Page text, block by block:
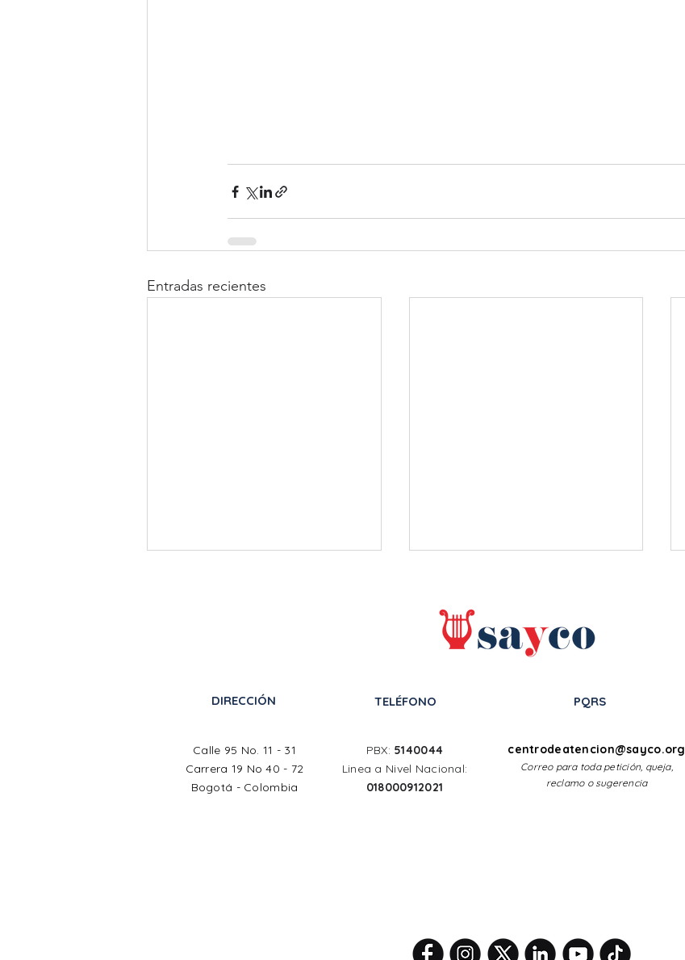
Entradas recientes
Charlie Gómez revive el
en un nuevo episodio de
80 Años, 80 Voces
SAYCO celebra el
Raúl Rosero Polo en los
XVIII Galardones
Gacetas de Colombia
DIRECCIÓN
Calle 95 No. 11 - 31
Carrera 19 No 40 - 72
Bogotá - Colombia
TELÉFONO
PBX: 5140044
Linea a Nivel Nacional:
018000912021
PQRS
centrodeatencion@sayco.org
Correo para toda petición, queja,
reclamo o sugerencia